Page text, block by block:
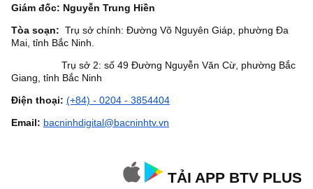
Giám đốc: Nguyễn Trung Hiền
Tòa soạn: Trụ sở chính: Đường Võ Nguyên Giáp, phường Đa
Mai, tỉnh Bắc Ninh.
Trụ sở 2: số 49 Đường Nguyễn Văn Cừ, phường Bắc
Giang, tỉnh Bắc Ninh
Điện thoại: (+84) - 0204 - 3854404
Email: bacninhdigital@bacninhtv.vn
TẢI APP BTV PLUS